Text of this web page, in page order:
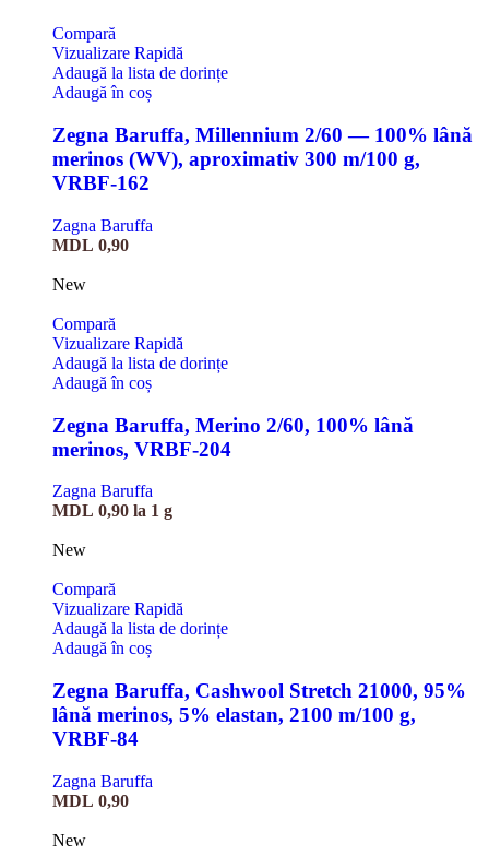
Compară
Vizualizare Rapidă
Adaugă la lista de dorințe
Adaugă în coș
Zegna Baruffa, Millennium 2/60 — 100% lână
merinos (WV), aproximativ 300 m/100 g,
VRBF-162
Zagna Baruffa
MDL 0,90
New
Compară
Vizualizare Rapidă
Adaugă la lista de dorințe
Adaugă în coș
Zegna Baruffa, Merino 2/60, 100% lână
merinos, VRBF-204
Zagna Baruffa
MDL 0,90 la 1 g
New
Compară
Vizualizare Rapidă
Adaugă la lista de dorințe
Adaugă în coș
Zegna Baruffa, Cashwool Stretch 21000, 95%
lână merinos, 5% elastan, 2100 m/100 g,
VRBF-84
Zagna Baruffa
MDL 0,90
New